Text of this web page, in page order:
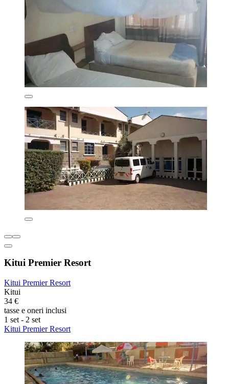
Kitui Premier Resort
Kitui Premier Resort
Kitui
34 €
tasse e oneri inclusi
1 set - 2 set
Kitui Premier Resort